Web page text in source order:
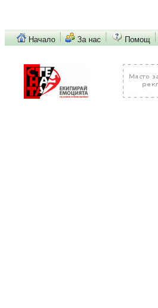
Начало За нас Помощ